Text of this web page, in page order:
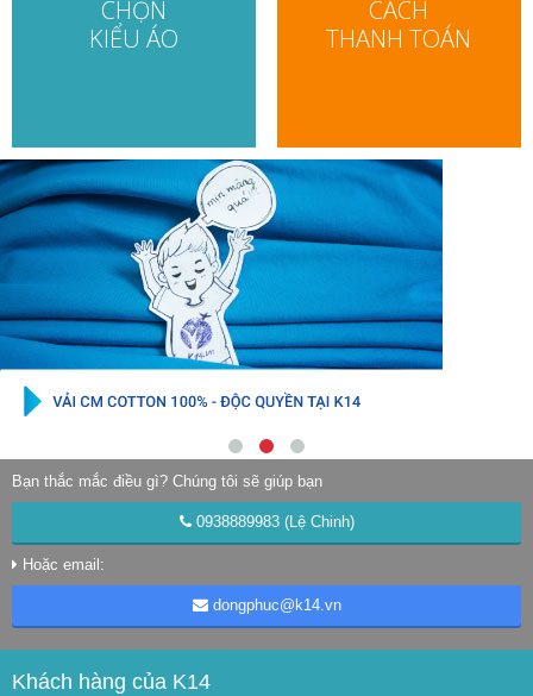
CHỌN
KIỂU ÁO
CÁCH
THANH TOÁN
Bạn thắc mắc điều gì? Chúng tôi sẽ giúp bạn
0938889983 (Lệ Chinh)
Hoặc email:
dongphuc@k14.vn
Khách hàng của K14